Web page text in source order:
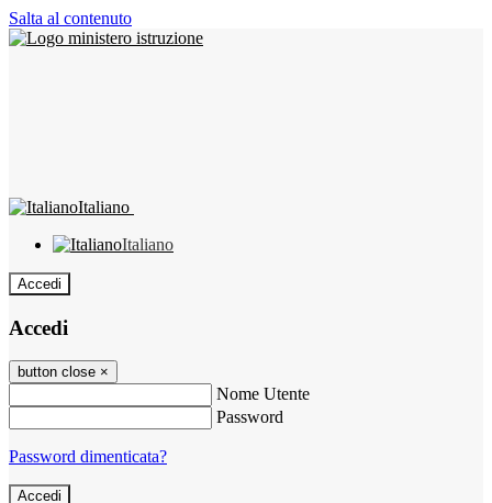
Salta al contenuto
Italiano
Italiano
Accedi
Accedi
button close ×
Nome Utente
Password
Password dimenticata?